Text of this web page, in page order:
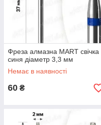
Фреза алмазна MART свічка
синя діаметр 3,3 мм
Немає в наявності
60 ₴